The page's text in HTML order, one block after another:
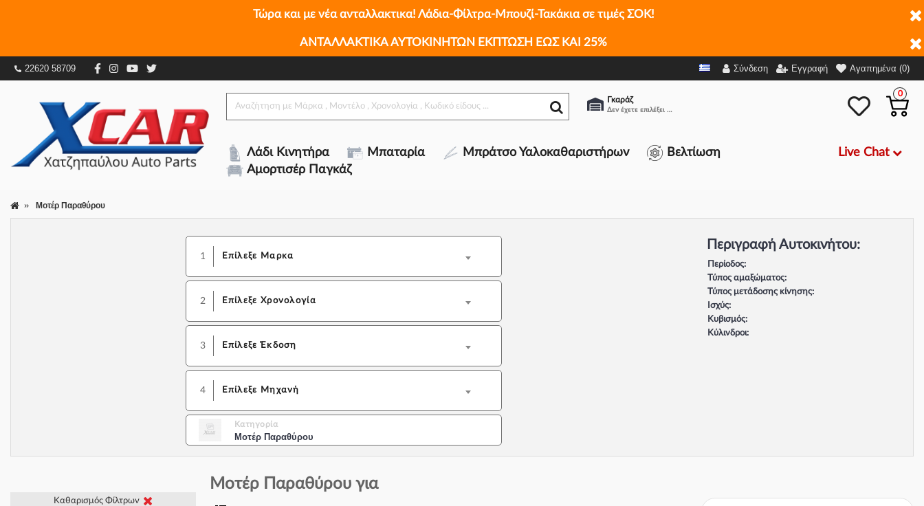
Τώρα και με νέα ανταλλακτικα! Λάδια-Φίλτρα-Μπουζί-Τακάκια σε τιμές ΣΟΚ!
ΑΝΤΑΛΛΑΚΤΙΚΑ ΑΥΤΟΚΙΝΗΤΩΝ ΕΚΠΤΩΣΗ ΕΩΣ ΚΑΙ 25%
22620 58709 Σύνδεση Εγγραφή Αγαπημένα (0)
Γκαράζ
Δεν έχετε επιλέξει αμάξι.
0
Λάδι Κινητήρα Μπαταρία Μπράτσο Υαλοκαθαριστήρων
Βελτίωση
Αμορτισέρ Παγκάζ
Live Chat
Μοτέρ Παραθύρου
1 Επίλεξε Μαρκα
2 Επίλεξε Χρονολογία
3 Επίλεξε Έκδοση
4 Επίλεξε Μηχανή
Κατηγορία
Μοτέρ Παραθύρου
Περιγραφή Αυτοκινήτου:
Περίοδος:
Τύπος αμαξώματος:
Τύπος μετάδοσης κίνησης:
Ισχύς:
Κυβισμός:
Κύλινδροι:
Καθαρισμός Φίλτρων
Μοτέρ Παραθύρου για